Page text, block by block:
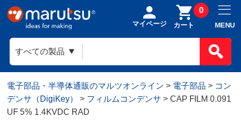
マイページ カート
0
MENU
電子部品・半導体通販のマルツオンライン > 電子部品 > コン
デンサ（DigiKey）
> フィルムコンデンサ > CAP FILM 0.091
UF 5% 1.4KVDC RAD